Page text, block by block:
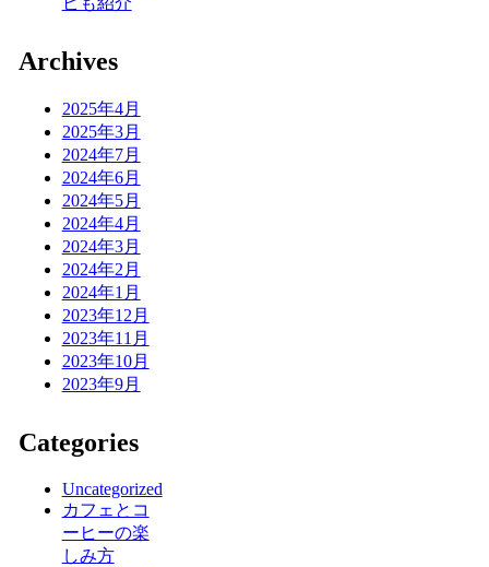
Archives
2025年4月
2025年3月
2024年7月
2024年6月
2024年5月
2024年4月
2024年3月
2024年2月
2024年1月
2023年12月
2023年11月
2023年10月
2023年9月
Categories
Uncategorized
カフェとコ
ーヒーの楽
しみ方